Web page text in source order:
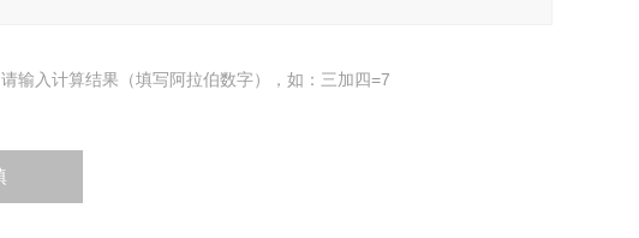
请输入计算结果（填写阿拉伯数字），如：三加四=7